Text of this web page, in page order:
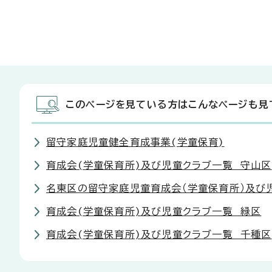
このページを見ている方はこんなページも見
留守家庭児童健全育成事業(学童保育)
育成会(学童保育所)及び児童クラブ一覧 守山区
名東区の留守家庭児童育成会（学童保育所）及び
育成会(学童保育所)及び児童クラブ一覧 緑区
育成会(学童保育所)及び児童クラブ一覧 千種区